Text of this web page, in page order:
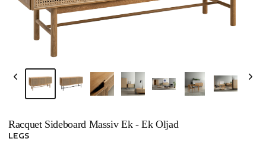
Racquet Sideboard Massiv Ek - Ek Oljad
LEGS